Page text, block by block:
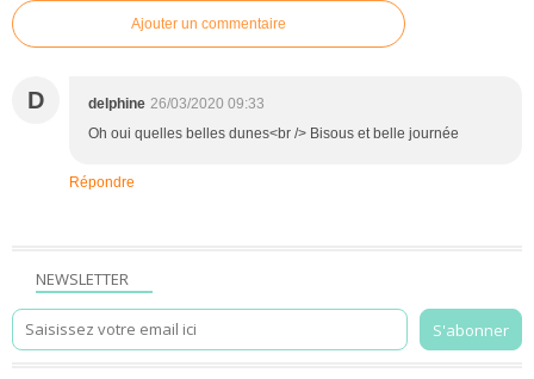
Ajouter un commentaire
D delphine 26/03/2020 09:33
Oh oui quelles belles dunes<br /> Bisous et belle journée
Répondre
NEWSLETTER